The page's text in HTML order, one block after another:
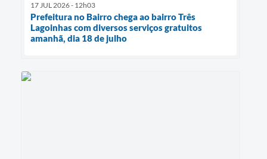
17 JUL 2026 - 12h03
Prefeitura no Bairro chega ao bairro Três
Lagoinhas com diversos serviços gratuitos
amanhã, dia 18 de julho